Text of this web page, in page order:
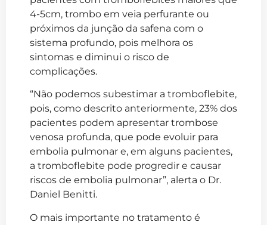
4-5cm, trombo em veia perfurante ou
próximos da junção da safena com o
sistema profundo, pois melhora os
sintomas e diminui o risco de
complicações.
“Não podemos subestimar a tromboflebite,
pois, como descrito anteriormente, 23% dos
pacientes podem apresentar trombose
venosa profunda, que pode evoluir para
embolia pulmonar e, em alguns pacientes,
a tromboflebite pode progredir e causar
riscos de embolia pulmonar”, alerta o Dr.
Daniel Benitti.
O mais importante no tratamento é